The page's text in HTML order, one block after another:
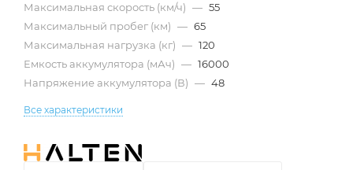
Максимальная скорость (км/ч) — 55
Максимальный пробег (км) — 65
Максимальная нагрузка (кг) — 120
Емкость аккумулятора (мАч) — 16000
Напряжение аккумулятора (В) — 48
Все характеристики